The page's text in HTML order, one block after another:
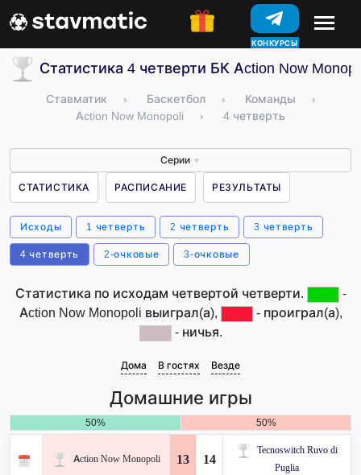
КОНКУРСЫ
Статистика 4 четверти БК Action Now
Ставматик › Баскетбол › Команды
›
Action Now Monopoli
› 4 четверть
Серии ▼
СТАТИСТИКА РАСПИСАНИЕ РЕЗУЛЬТАТЫ
Исходы 1 четверть 2 четверть 3 четверть
4 четверть 2-очковые 3-очковые
Статистика по исходам четвертой четверти.
-
Action Now Monopoli выиграл(а),
- проиграл(а),
- ничья.
Дома В гостях Везде
Домашние игры
50% 50%
Action Now Monopoli 13 14
Tecnoswitch Ruvo di
Puglia